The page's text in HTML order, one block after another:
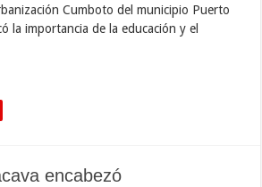
Cumboto del municipio Puerto
la importancia de la educación y el
encabezó